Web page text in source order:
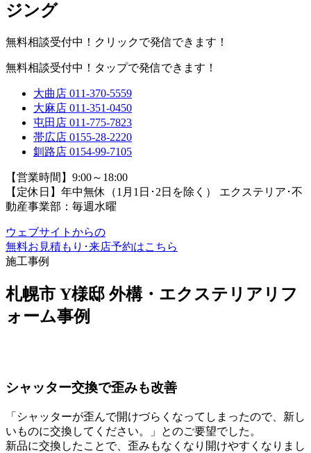
無料相談受付中！クリックで発信できます！
無料相談受付中！タップで発信できます！
大曲店 011-370-5559
大麻店 011-351-0450
屯田店 011-775-7823
帯広店 0155-28-2220
釧路店 0154-99-7105
【営業時間】9:00～18:00
【定休日】年中無休（1月1日･2日を除く） エクステリア･不
動産事業部：毎週水曜
ウェブサイトからの
無料お見積もり･来店予約はこちら
施工事例
札幌市 Y様邸 外構・エクステリアリフ
ォーム事例
シャッター交換で歪みも改善
「シャッターが歪んで開けづらくなってしまったので、新し
いものに交換してください。」とのご要望でした。
新品に交換したことで、歪みもなくなり開けやすくなりまし